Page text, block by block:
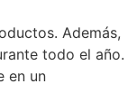
Además,
todo el año.
en un